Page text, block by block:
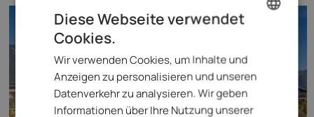
ITALIAN
Diese Webseite verwendet
Cookies.
Wir verwenden Cookies, um Inhalte und
Anzeigen zu personalisieren und unseren
Datenverkehr zu analysieren. Wir geben
Informationen über Ihre Nutzung unserer